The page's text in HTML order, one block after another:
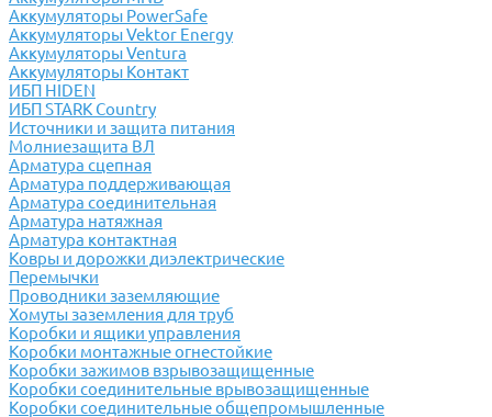
Аккумуляторы PowerSafe
Аккумуляторы Vektor Energy
Аккумуляторы Ventura
Аккумуляторы Контакт
ИБП HIDEN
ИБП STARK Country
Источники и защита питания
Молниезащита ВЛ
Арматура сцепная
Арматура поддерживающая
Арматура соединительная
Арматура натяжная
Арматура контактная
Ковры и дорожки диэлектрические
Перемычки
Проводники заземляющие
Хомуты заземления для труб
Коробки и ящики управления
Коробки монтажные огнестойкие
Коробки зажимов взрывозащищенные
Коробки соединительные врывозащищенные
Коробки соединительные общепромышленные